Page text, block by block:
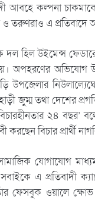
আবহে কল্পনা
ও তরুণরাও এ প্রতিবাদে
দল হিল উইমেন্স
অভিযোগ উঠে
উপজেলার
জুম্ম তথা দেশের
বিচারহীনতার ২৪
বিচার প্রার্থী
যোগাযোগ
এ প্রতিবাদী
তাঁর ফেসবুক ওয়ালে